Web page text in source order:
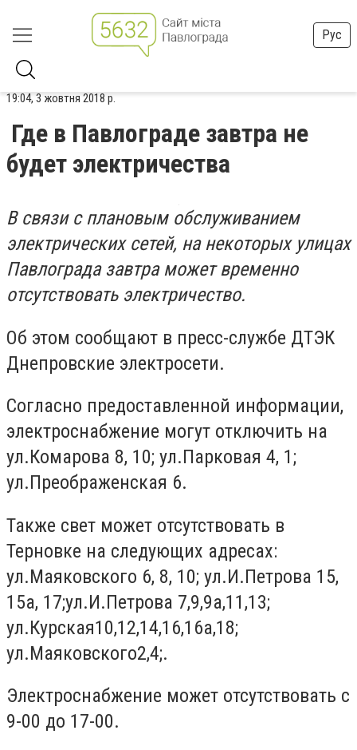
Рус
19:04, 3 жовтня 2018 р.
Где в Павлограде завтра не
будет электричества
В связи с плановым обслуживанием
электрических сетей, на некоторых улицах
Павлограда завтра может временно
отсутствовать электричество.
Об этом сообщают в пресс-службе ДТЭК
Днепровские электросети.
Согласно предоставленной информации,
электроснабжение могут отключить на
ул.Комарова 8, 10; ул.Парковая 4, 1;
ул.Преображенская 6.
Также свет может отсутствовать в
Терновке на следующих адресах:
ул.Маяковского 6, 8, 10; ул.И.Петрова 15,
15а, 17;ул.И.Петрова 7,9,9а,11,13;
ул.Курская10,12,14,16,16а,18;
ул.Маяковского2,4;.
Электроснабжение может отсутствовать с
9-00 до 17-00.